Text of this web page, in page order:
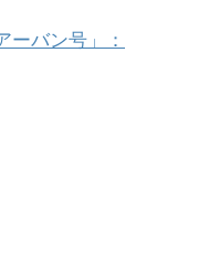
ーバン号」：